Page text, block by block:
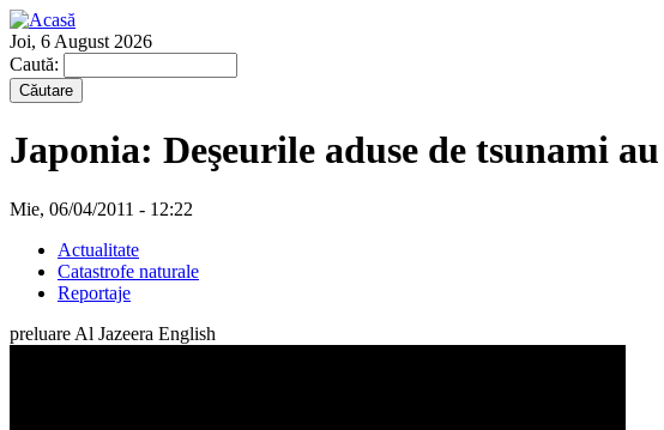
Joi, 6 August 2026
Caută:
Japonia: Deşeurile aduse de tsunami
Mie, 06/04/2011 - 12:22
Actualitate
Catastrofe naturale
Reportaje
preluare Al Jazeera English